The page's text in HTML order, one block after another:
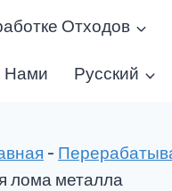
Отходов
Нами Русский
-
лома металла